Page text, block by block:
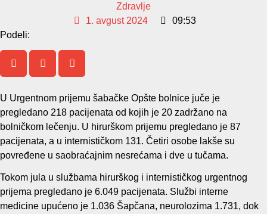
Zdravlje
1. avgust 2024
09:53
Podeli:
U Urgentnom prijemu šabačke Opšte bolnice juče je
pregledano 218 pacijenata od kojih je 20 zadržano na
bolničkom lečenju. U hirurškom prijemu pregledano je 87
pacijenata, a u internističkom 131. Četiri osobe lakše su
povređene u saobraćajnim nesrećama i dve u tučama.
Tokom jula u službama hirurškog i internističkog urgentnog
prijema pregledano je 6.049 pacijenata. Službi interne
medicine upućeno je 1.036 Šapčana, neurolozima 1.731, dok